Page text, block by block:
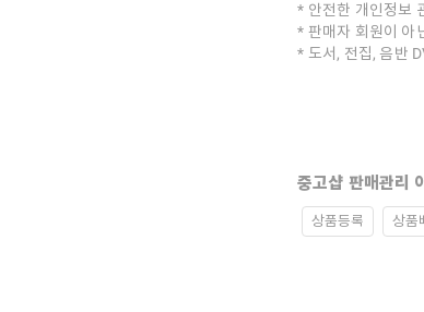
안전한 개인정보
판매자 회원이 아
도서, 전집, 음반
중고샵 판매관리
상품등록 상품